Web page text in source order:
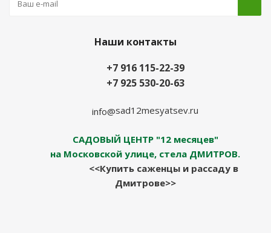
Наши контакты
+7 916 115-22-39
+7 925 530-20-63
info@sad12mesyatsev.ru
САДОВЫЙ ЦЕНТР "12 месяцев"
на Московской улице, стела ДМИТРОВ.
<<Купить саженцы и рассаду в
Дмитрове>>